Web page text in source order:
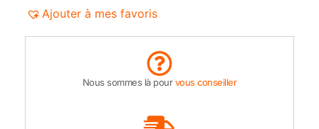
Ajouter à mes favoris
Nous sommes là pourvous conseiller